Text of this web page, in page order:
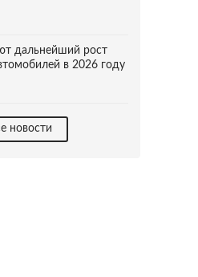
дальнейший рост
в 2026 году
новости